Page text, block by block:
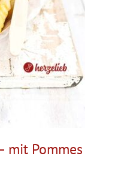
mit Pommes